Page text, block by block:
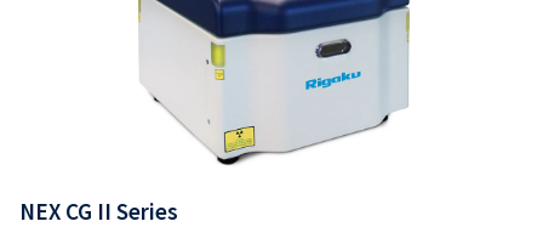
NEX CG II Series